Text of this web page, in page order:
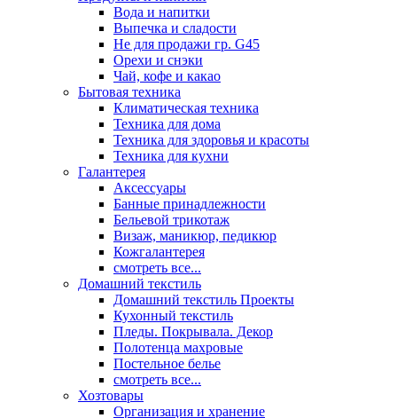
Вода и напитки
Выпечка и сладости
Не для продажи гр. G45
Орехи и снэки
Чай, кофе и какао
Бытовая техника
Климатическая техника
Техника для дома
Техника для здоровья и красоты
Техника для кухни
Галантерея
Аксессуары
Банные принадлежности
Бельевой трикотаж
Визаж, маникюр, педикюр
Кожгалантерея
смотреть все...
Домашний текстиль
Домашний текстиль Проекты
Кухонный текстиль
Пледы. Покрывала. Декор
Полотенца махровые
Постельное белье
смотреть все...
Хозтовары
Организация и хранение